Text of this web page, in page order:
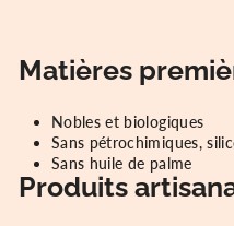
Matières
Nobles et biologiques
Sans pétrochimiques,
Sans huile de palme
Produits